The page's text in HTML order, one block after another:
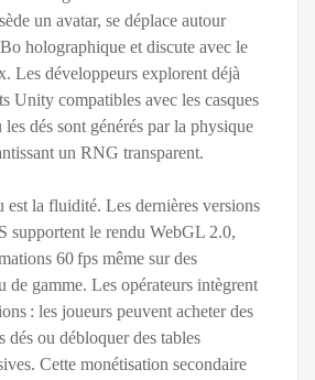
un avatar, se déplace autour
holographique et discute avec le
Les développeurs explorent déjà
Unity compatibles avec les casques
dés sont générés par la physique
un RNG transparent.
est la fluidité. Les dernières versions
supportent le rendu WebGL 2.0,
60 fps même sur des
de gamme. Les opérateurs intègrent
: les joueurs peuvent acheter des
dés ou débloquer des tables
Cette monétisation secondaire